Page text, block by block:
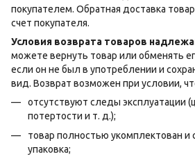
покупателем. Обратная доставка
счет покупателя.
Условия возврата товаров
можете вернуть товар или обменять
если он не был в употреблении и
вид. Возврат возможен при условии,
отсутствуют следы эксплуатации
потертости и т. д.);
товар полностью укомплектован и
упаковка;